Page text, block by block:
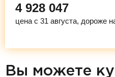
4 928 047
цена с 31 августа, дороже
Вы можете